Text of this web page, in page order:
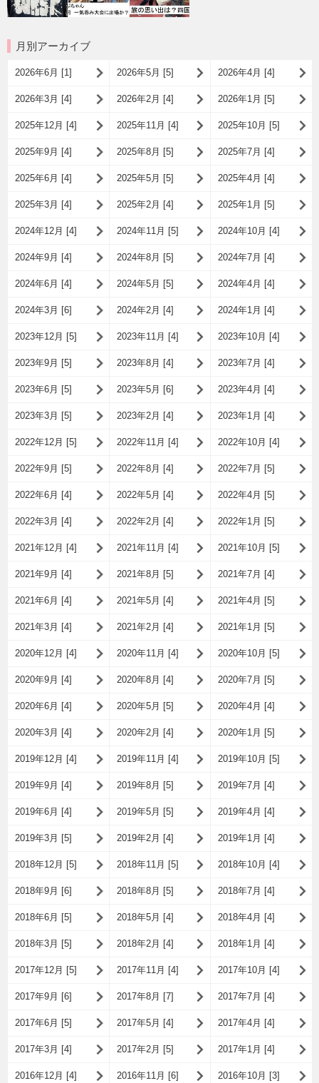
月別アーカイブ
2026年6月 [1] 2026年5月 [5] 2026年4月 [4]
2026年3月 [4] 2026年2月 [4] 2026年1月 [5]
2025年12月 [4] 2025年11月 [4] 2025年10月 [5]
2025年9月 [4] 2025年8月 [5] 2025年7月 [4]
2025年6月 [4] 2025年5月 [5] 2025年4月 [4]
2025年3月 [4] 2025年2月 [4] 2025年1月 [5]
2024年12月 [4] 2024年11月 [5] 2024年10月 [4]
2024年9月 [4] 2024年8月 [5] 2024年7月 [4]
2024年6月 [4] 2024年5月 [5] 2024年4月 [4]
2024年3月 [6] 2024年2月 [4] 2024年1月 [4]
2023年12月 [5] 2023年11月 [4] 2023年10月 [4]
2023年9月 [5] 2023年8月 [4] 2023年7月 [4]
2023年6月 [5] 2023年5月 [6] 2023年4月 [4]
2023年3月 [5] 2023年2月 [4] 2023年1月 [4]
2022年12月 [5] 2022年11月 [4] 2022年10月 [4]
2022年9月 [5] 2022年8月 [4] 2022年7月 [5]
2022年6月 [4] 2022年5月 [4] 2022年4月 [5]
2022年3月 [4] 2022年2月 [4] 2022年1月 [5]
2021年12月 [4] 2021年11月 [4] 2021年10月 [5]
2021年9月 [4] 2021年8月 [5] 2021年7月 [4]
2021年6月 [4] 2021年5月 [4] 2021年4月 [5]
2021年3月 [4] 2021年2月 [4] 2021年1月 [5]
2020年12月 [4] 2020年11月 [4] 2020年10月 [5]
2020年9月 [4] 2020年8月 [4] 2020年7月 [5]
2020年6月 [4] 2020年5月 [5] 2020年4月 [4]
2020年3月 [4] 2020年2月 [4] 2020年1月 [5]
2019年12月 [4] 2019年11月 [4] 2019年10月 [5]
2019年9月 [4] 2019年8月 [5] 2019年7月 [4]
2019年6月 [4] 2019年5月 [5] 2019年4月 [4]
2019年3月 [5] 2019年2月 [4] 2019年1月 [4]
2018年12月 [5] 2018年11月 [5] 2018年10月 [4]
2018年9月 [6] 2018年8月 [5] 2018年7月 [4]
2018年6月 [5] 2018年5月 [4] 2018年4月 [4]
2018年3月 [5] 2018年2月 [4] 2018年1月 [4]
2017年12月 [5] 2017年11月 [4] 2017年10月 [4]
2017年9月 [6] 2017年8月 [7] 2017年7月 [4]
2017年6月 [5] 2017年5月 [4] 2017年4月 [4]
2017年3月 [4] 2017年2月 [5] 2017年1月 [4]
2016年12月 [4] 2016年11月 [6] 2016年10月 [3]